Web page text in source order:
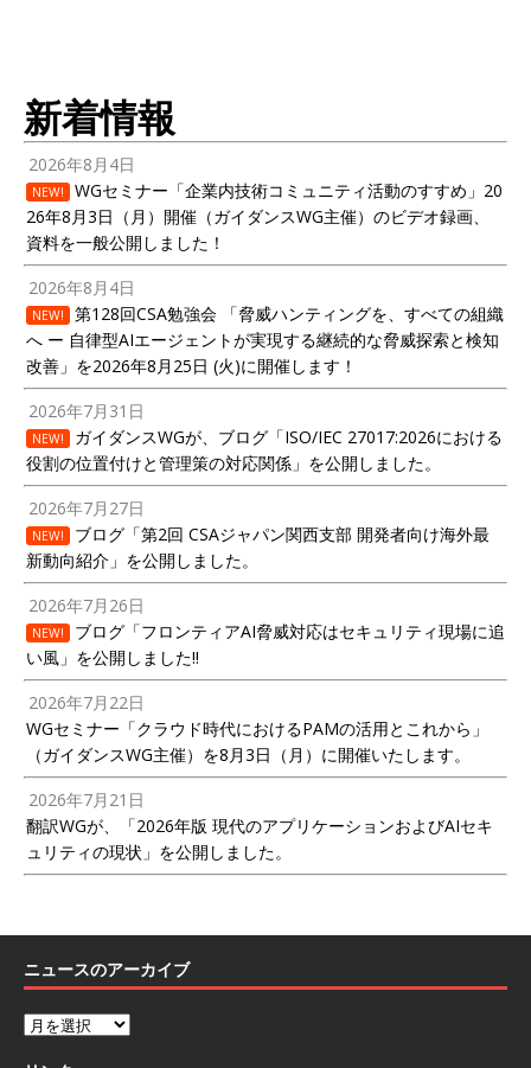
新着情報
2026年8月4日
NEW!
WGセミナー「企業内技術コミュニティ活動のすすめ」20
26年8月3日（月）開催（ガイダンスWG主催）のビデオ録画、
資料を一般公開しました！
2026年8月4日
NEW!
第128回CSA勉強会 「脅威ハンティングを、すべての組織
へ ー 自律型AIエージェントが実現する継続的な脅威探索と検知
改善」を2026年8月25日 (火)に開催します！
2026年7月31日
NEW!
ガイダンスWGが、ブログ「ISO/IEC 27017:2026における
役割の位置付けと管理策の対応関係」を公開しました。
2026年7月27日
NEW!
ブログ「第2回 CSAジャパン関西支部 開発者向け海外最
新動向紹介」を公開しました。
2026年7月26日
NEW!
ブログ「フロンティアAI脅威対応はセキュリティ現場に追
い風」を公開しました!!
2026年7月22日
WGセミナー「クラウド時代におけるPAMの活用とこれから」
（ガイダンスWG主催）を8月3日（月）に開催いたします。
2026年7月21日
翻訳WGが、「2026年版 現代のアプリケーションおよびAIセキ
ュリティの現状」を公開しました。
ニュースのアーカイブ